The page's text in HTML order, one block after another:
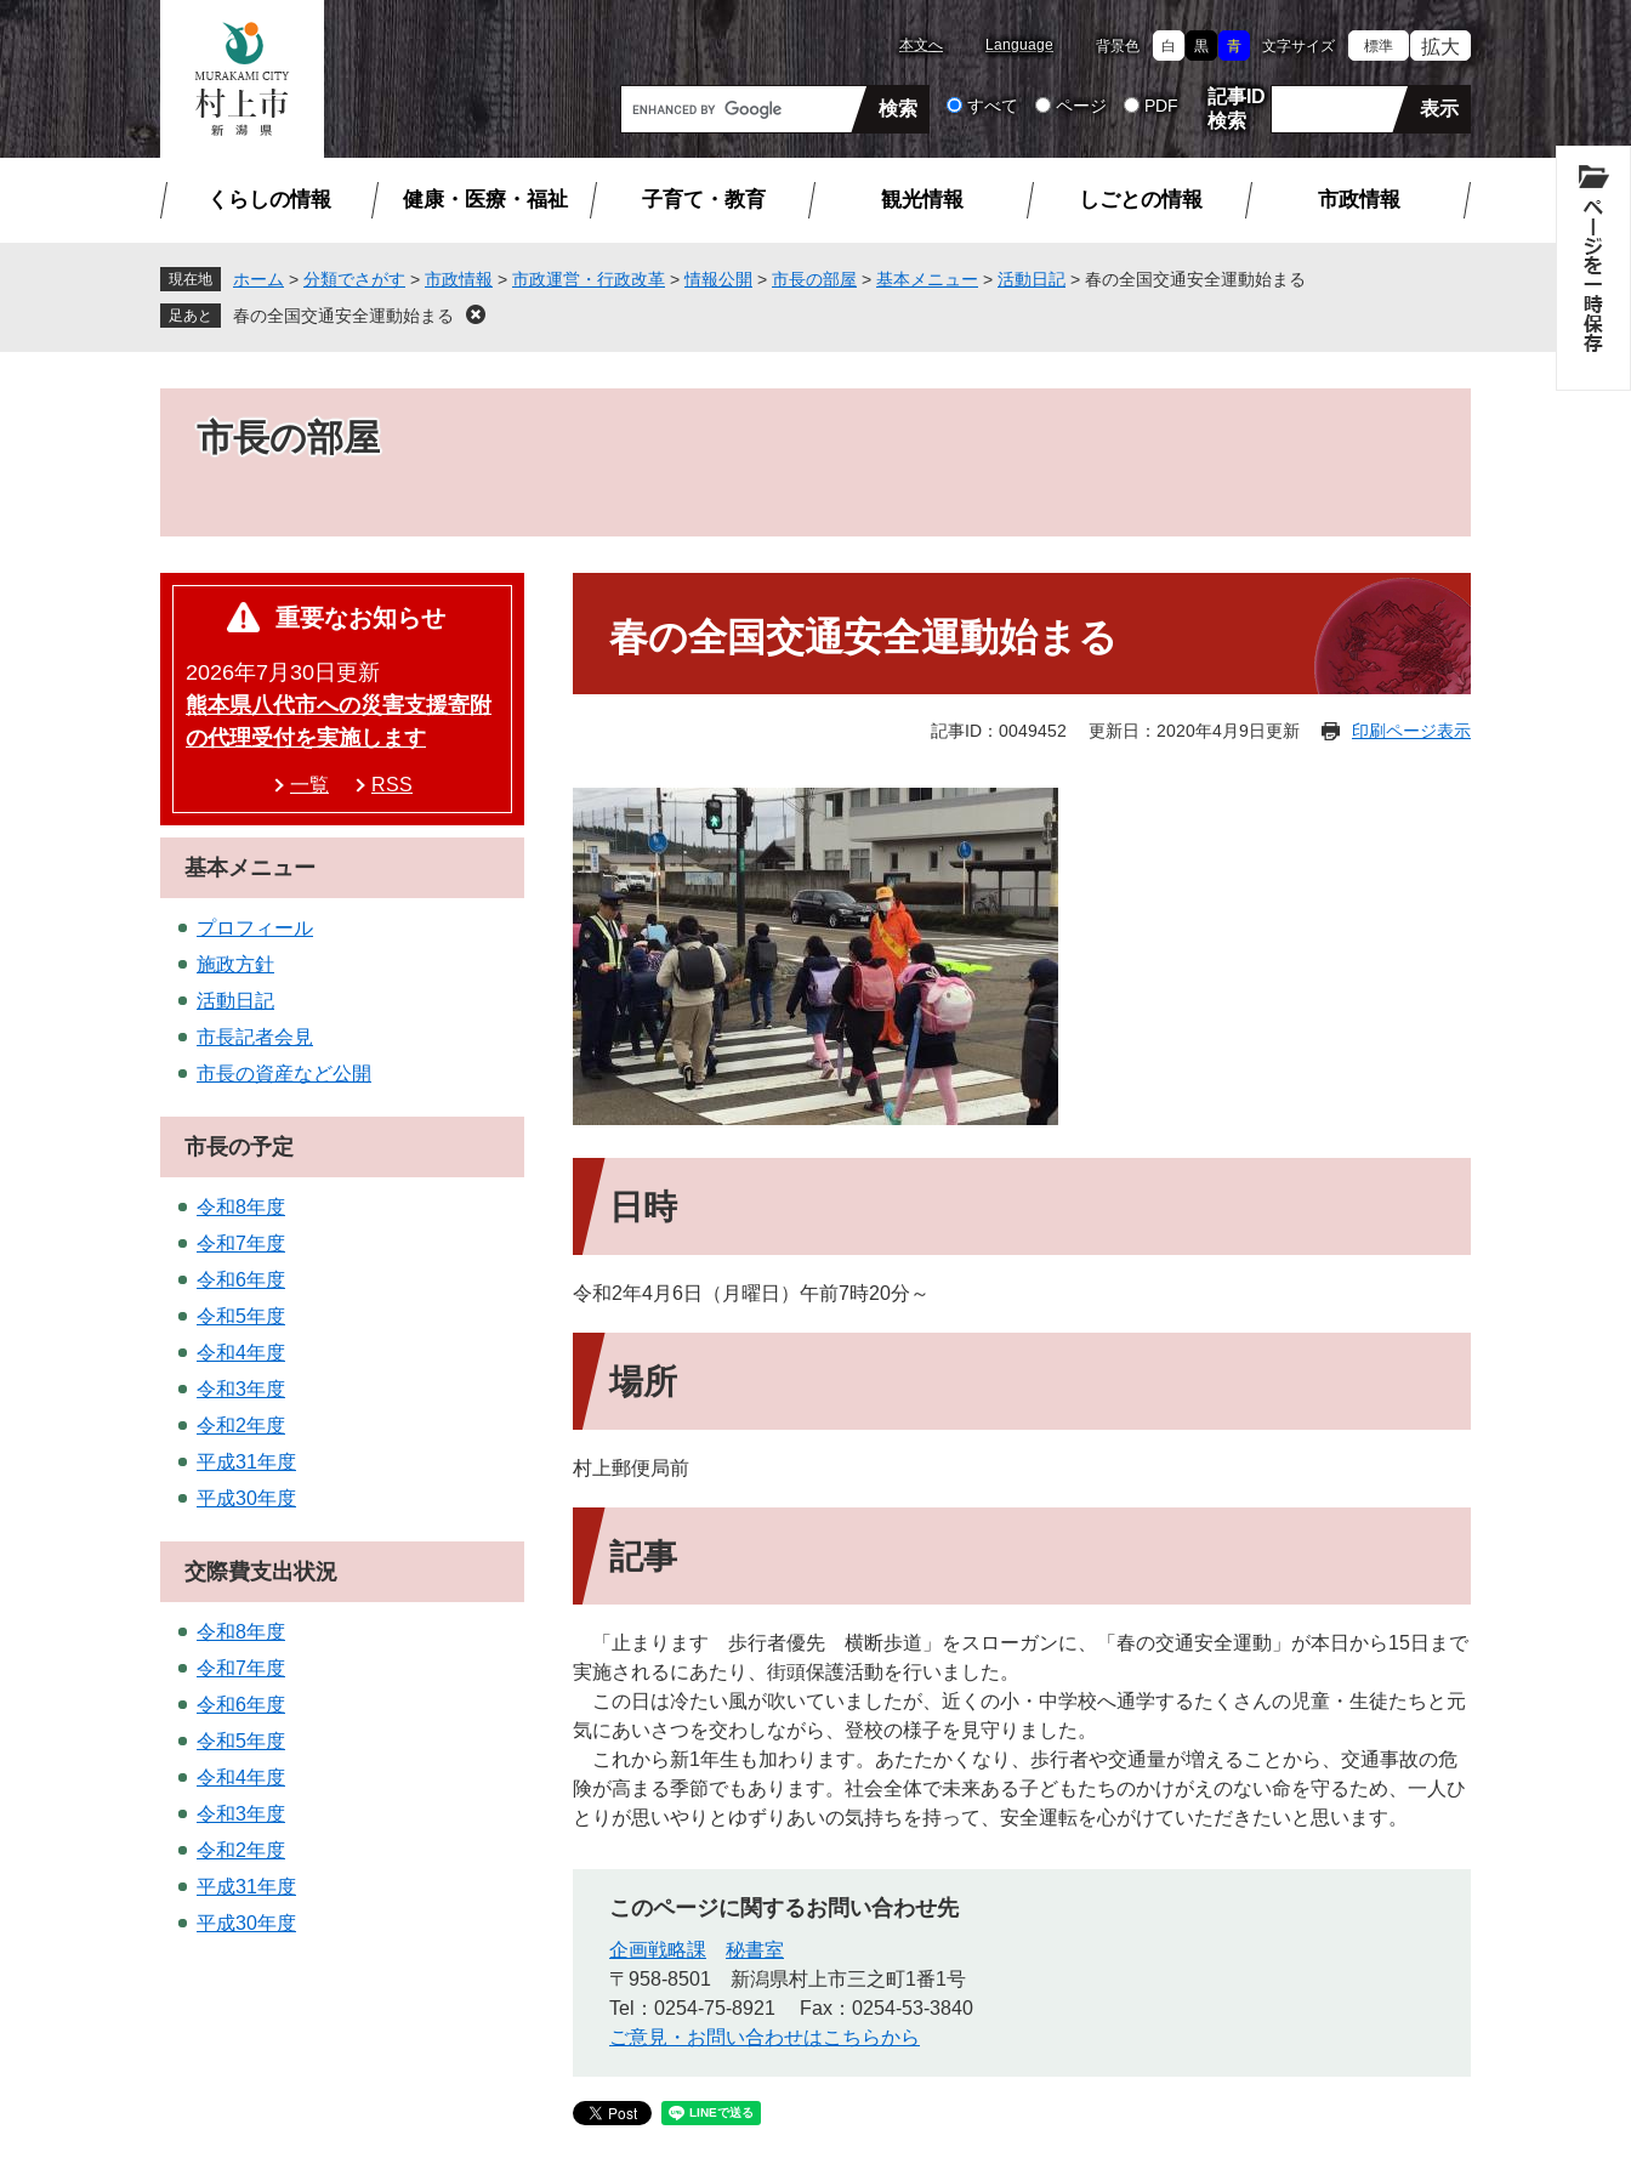
ペ
ー
ジ
の
先
頭
メ
ニ
ュ
ー
を
飛
本文へ Language 背景色 白 黒 青 文字サイズ 標準 拡大
G
o
o
カ
検
すべて ページ PDF
記事ID
検索
くらしの情報 健康・医療・福祉 子育て・教育 観光情報 しごとの情報 市政情報
現在地 ホーム > 分類でさがす > 市政情報 > 市政運営・行政改革 >情報公開 > 市長の部屋 > 基本メニュー > 活動日記 > 春の全国交通安全運動始まる
春の全国交通安全運動始まる
閉
市長の部屋
春の全国交通安全運動始まる
記事ID：0049452 更新日：2020年4月9日更新 印刷ページ表示
日時
令和2年4月6日（月曜日）午前7時20分～
場所
村上郵便局前
記事
「止まります 歩行者優先 横断歩道」をスローガンに、「春の交通安全運動」が本日から15日まで
実施されるにあたり、街頭保護活動を行いました。
この日は冷たい風が吹いていましたが、近くの小・中学校へ通学するたくさんの児童・生徒たちと元
気にあいさつを交わしながら、登校の様子を見守りました。
これから新1年生も加わります。あたたかくなり、歩行者や交通量が増えることから、交通事故の危
険が高まる季節でもあります。社会全体で未来ある子どもたちのかけがえのない命を守るため、一人ひ
とりが思いやりとゆずりあいの気持ちを持って、安全運転を心がけていただきたいと思います。
このページに関するお問い合わせ先
企画戦略課
秘書室
〒958-8501
新潟県村上市三之町1番1号
Tel：0254-75-8921
Fax：0254-53-3840
ご意見・お問い合わせはこちらから
重要なお知らせ
2026年7月30日更新
熊本県八代市への災害支援寄附
の代理受付を実施します
一覧 RSS
基本メニュー
プロフィール
施政方針
活動日記
市長記者会見
市長の資産など公開
市長の予定
令和8年度
令和7年度
令和6年度
令和5年度
令和4年度
令和3年度
令和2年度
平成31年度
平成30年度
交際費支出状況
令和8年度
令和7年度
令和6年度
令和5年度
令和4年度
令和3年度
令和2年度
平成31年度
平成30年度